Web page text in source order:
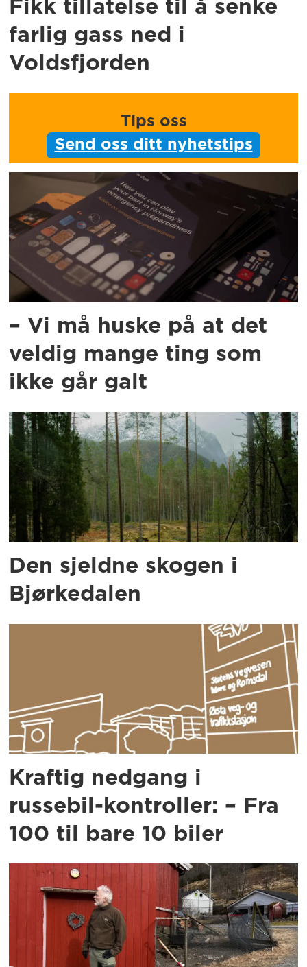
Fikk tillatelse til å senke
farlig gass ned i
Voldsfjorden
Tips oss
Send oss ditt nyhetstips
– Vi må huske på at det
veldig mange ting som
ikke går galt
Den sjeldne skogen i
Bjørkedalen
Kraftig nedgang i
russebil-kontroller: – Fra
100 til bare 10 biler